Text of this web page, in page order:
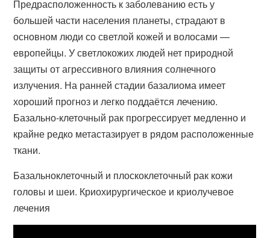
Предрасположенность к заболеванию есть у
большей части населения планеты, страдают в
основном люди со светлой кожей и волосами —
европейцы. У светлокожих людей нет природной
защиты от агрессивного влияния солнечного
излучения. На ранней стадии базалиома имеет
хороший прогноз и легко поддаётся лечению.
Базально-клеточный рак прогрессирует медленно и
крайне редко метастазирует в рядом расположенные
ткани.
Базальноклеточный и плоскоклеточный рак кожи
головы и шеи. Криохирургическое и криолучевое
лечения